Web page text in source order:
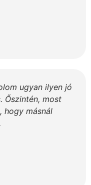
ugyan ilyen jó
Őszintén, most
hogy másnál